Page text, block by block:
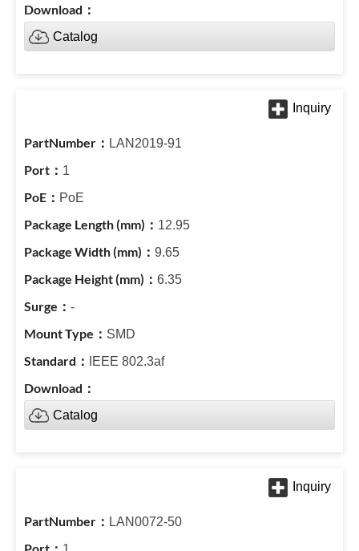
Catalog
LAN2019-91
1
PoE
12.95
9.65
6.35
-
SMD
IEEE 802.3af
Catalog
LAN0072-50